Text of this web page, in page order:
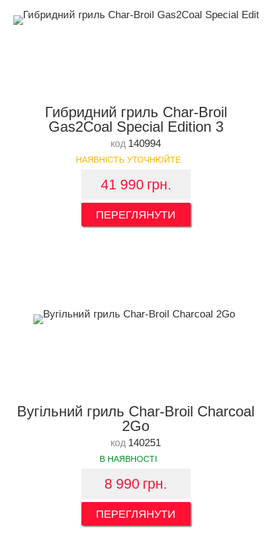
Гибридний гриль Char-Broil
Gas2Coal Special Edition 3
код 140994
НАЯВНІСТЬ УТОЧНЮЙТЕ
41 990 грн.
ПЕРЕГЛЯНУТИ
Вугільний гриль Char-Broil Charcoal
2Go
код 140251
В НАЯВНОСТІ
8 990 грн.
ПЕРЕГЛЯНУТИ